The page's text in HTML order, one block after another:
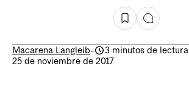
Macarena Langleib-
3 minutos de lectura
25 de noviembre de 2017